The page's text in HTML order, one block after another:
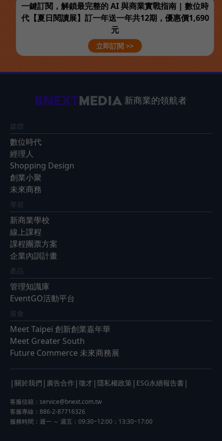
一鍵訂閱，解鎖最完整的 AI 與商業實戰指南 | 數位時
代【夏日閱讀展】訂一年送一年共12期，優惠價1,690
元
立即訂閱 >>
新商業的領航者
媒體
數位時代
經理人
Shopping Design
創業小聚
未來商務
學習
新商業學校
線上課程
課程團票方案
企業內訓計畫
產品
管理知識庫
EventGO活動平台
展會
Meet Taipei 創新創業嘉年華
Meet Greater South
Future Commerce 未來商務展
| 關於我們 | 廣告合作 | 徵才 | 隱私權政策 | ESG永續報告書 |
客服信箱： service@bnext.com.tw
客服專線：886-2-87716326
服務時間：週一 ～ 週五：09:30~12:00；13:30~17:00